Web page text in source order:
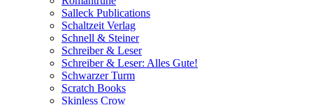
Salleck Publications
Schaltzeit Verlag
Schnell & Steiner
Schreiber & Leser
Schreiber & Leser: Alles Gute!
Schwarzer Turm
Scratch Books
Skinless Crow